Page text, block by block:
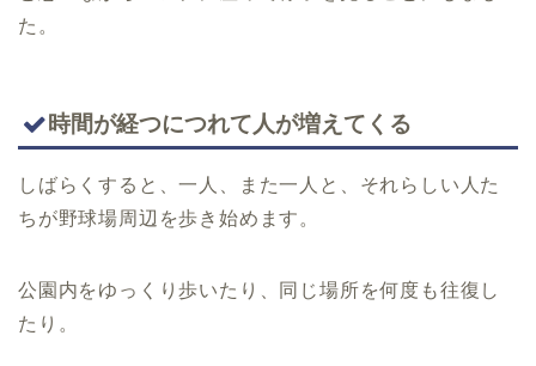
た。
時間が経つにつれて人が増えてくる
しばらくすると、一人、また一人と、それらしい人た
ちが野球場周辺を歩き始めます。
公園内をゆっくり歩いたり、同じ場所を何度も往復し
たり。